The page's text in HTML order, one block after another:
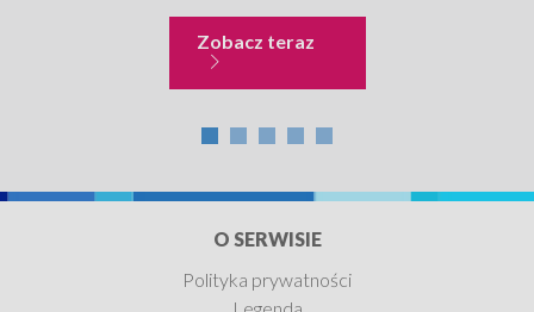
Zobacz terazNiecodzienne historie
O SERWISIE
Polityka prywatności